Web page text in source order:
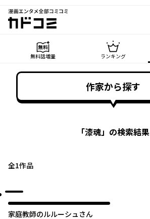
漫画エンタメ全部コミコミ
カドコミ
無料話増量 ランキング
作家から探す
「漆魂」の検索結果
全1作品
家庭教師のルルーシュさん